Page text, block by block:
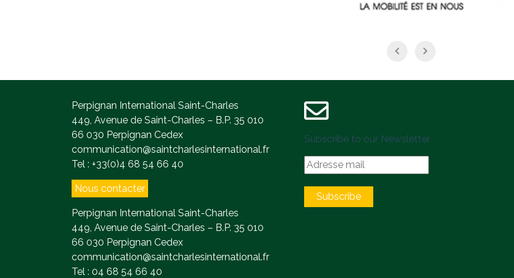
Perpignan International Saint-Charles
449, Avenue de Saint-Charles – B.P. 35 010
66 030 Perpignan Cedex
communication@saintcharlesinternational.fr
Tel : +33(0)4 68 54 66 40
Nous contacter
Perpignan International Saint-Charles
449, Avenue de Saint-Charles – B.P. 35 010
66 030 Perpignan Cedex
communication@saintcharlesinternational.fr
Tel : 04 68 54 66 40
Subscribe to our Newsletter
Subscribe